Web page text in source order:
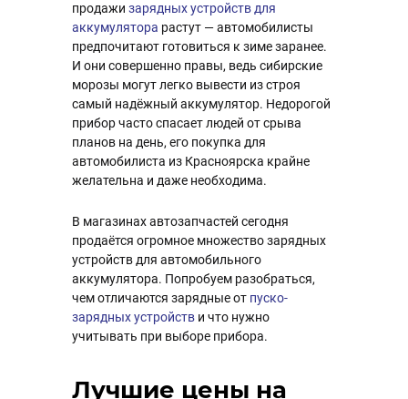
продажи зарядных устройств для
аккумулятора растут — автомобилисты
предпочитают готовиться к зиме заранее.
И они совершенно правы, ведь сибирские
морозы могут легко вывести из строя
самый надёжный аккумулятор. Недорогой
прибор часто спасает людей от срыва
планов на день, его покупка для
автомобилиста из Красноярска крайне
желательна и даже необходима.
В магазинах автозапчастей сегодня
продаётся огромное множество зарядных
устройств для автомобильного
аккумулятора. Попробуем разобраться,
чем отличаются зарядные от пуско-
зарядных устройств и что нужно
учитывать при выборе прибора.
Лучшие цены на